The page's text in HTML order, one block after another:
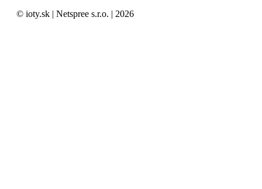
© ioty.sk | Netspree s.r.o. | 2026